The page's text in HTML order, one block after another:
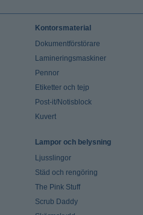
Kontorsmaterial
Dokumentförstörare
Lamineringsmaskiner
Pennor
Etiketter och tejp
Post-it/Notisblock
Kuvert
Lampor och belysning
Ljusslingor
Städ och rengöring
The Pink Stuff
Scrub Daddy